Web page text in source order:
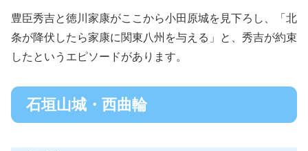
豊臣秀吉と徳川家康がここから小田原城を見下ろし、「北
条が降伏したら家康に関東八州を与える」と、秀吉が約束
したというエピソードがあります。
石垣山城・西曲輪